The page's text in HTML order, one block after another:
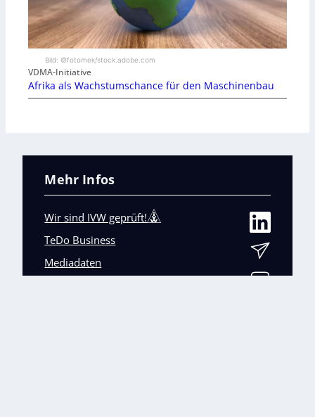
Bild: ©fotomek/stock.adobe.com
VDMA-Initiative
Afrika als Wachstumschance für den Maschinenbau
Mehr Infos
Wir sind IVW geprüft!
TeDo Business
Mediadaten